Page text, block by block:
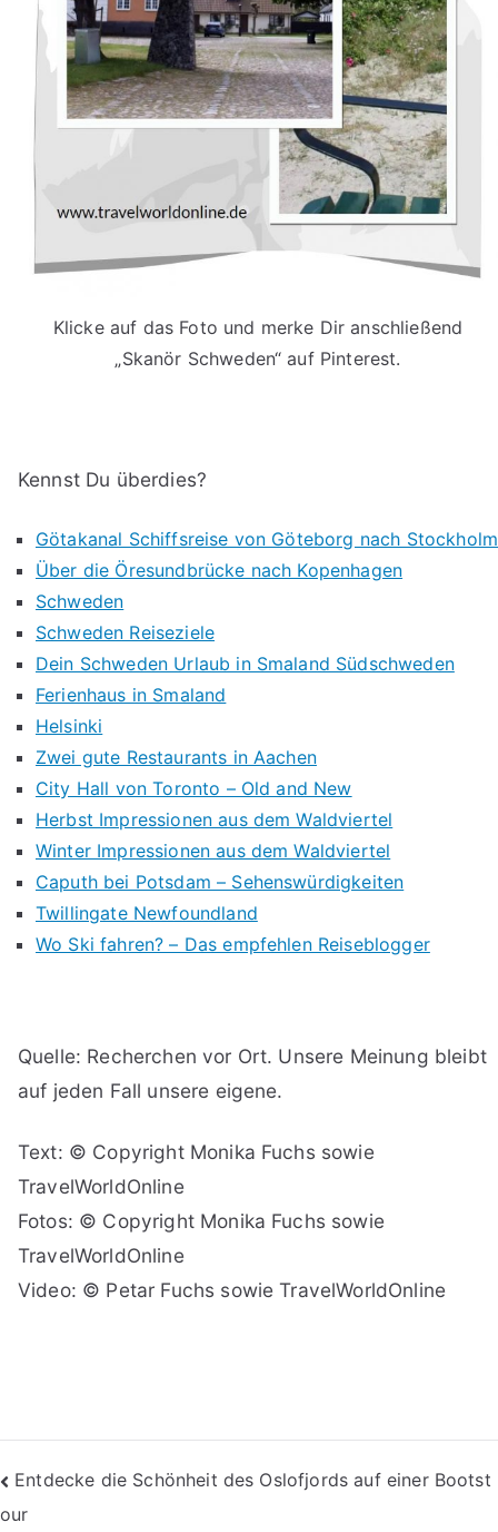
Klicke auf das Foto und merke Dir anschließend
„Skanör Schweden“ auf Pinterest.
Kennst Du überdies?
Götakanal Schiffsreise von Göteborg nach Stockholm
Über die Öresundbrücke nach Kopenhagen
Schweden
Schweden Reiseziele
Dein Schweden Urlaub in Smaland Südschweden
Ferienhaus in Smaland
Helsinki
Zwei gute Restaurants in Aachen
City Hall von Toronto – Old and New
Herbst Impressionen aus dem Waldviertel
Winter Impressionen aus dem Waldviertel
Caputh bei Potsdam – Sehenswürdigkeiten
Twillingate Newfoundland
Wo Ski fahren? – Das empfehlen Reiseblogger
Quelle: Recherchen vor Ort. Unsere Meinung bleibt
auf jeden Fall unsere eigene.
Text: © Copyright Monika Fuchs sowie
TravelWorldOnline
Fotos: © Copyright Monika Fuchs sowie
TravelWorldOnline
Video: © Petar Fuchs sowie TravelWorldOnline
Beitragsnavigation
Entdecke die Schönheit des Oslofjords auf einer Bootst
our